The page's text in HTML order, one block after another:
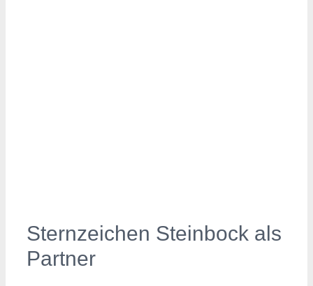
Sternzeichen Steinbock als
Partner